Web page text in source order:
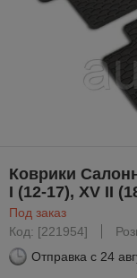
Коврики
I (12-17), XV II
Под заказ
Код: [221954]
Отправка с 24